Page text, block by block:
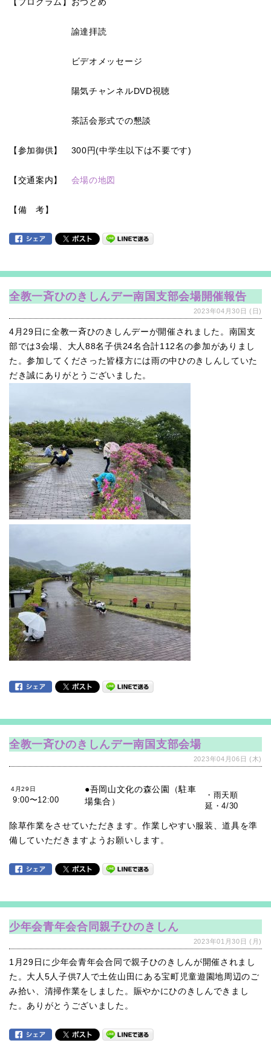
【プログラム】おつとめ
諭達拝読
ビデオメッセージ
陽気チャンネルDVD視聴
茶話会形式での懇談
【参加御供】 300円(中学生以下は不要です)
【交通案内】 会場の地図
【備 考】
全教一斉ひのきしんデー南国支部会場開催報告
2023年04月30日 (日)
4月29日に全教一斉ひのきしんデーが開催されました。南国支
部では3会場、大人88名子供24名合計112名の参加がありまし
た。参加してくださった皆様方には雨の中ひのきしんしていた
だき誠にありがとうございました。
全教一斉ひのきしんデー南国支部会場
2023年04月06日 (木)
4月29日
9:00〜12:00
●吾岡山文化の森公園（駐車
場集合）
・雨天順
延・4/30
除草作業をさせていただきます。作業しやすい服装、道具を準
備していただきますようお願いします。
少年会青年会合同親子ひのきしん
2023年01月30日 (月)
1月29日に少年会青年会合同で親子ひのきしんが開催されまし
た。大人5人子供7人で土佐山田にある宝町児童遊園地周辺のご
み拾い、清掃作業をしました。賑やかにひのきしんできまし
た。ありがとうございました。